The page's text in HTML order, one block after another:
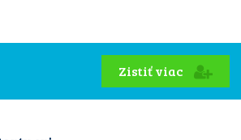
Zistiť viac